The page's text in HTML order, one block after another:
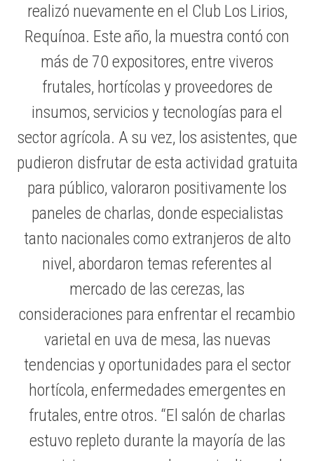
realizó nuevamente en el Club Los Lirios,
Requínoa. Este año, la muestra contó con
más de 70 expositores, entre viveros
frutales, hortícolas y proveedores de
insumos, servicios y tecnologías para el
sector agrícola. A su vez, los asistentes, que
pudieron disfrutar de esta actividad gratuita
para público, valoraron positivamente los
paneles de charlas, donde especialistas
tanto nacionales como extranjeros de alto
nivel, abordaron temas referentes al
mercado de las cerezas, las
consideraciones para enfrentar el recambio
varietal en uva de mesa, las nuevas
tendencias y oportunidades para el sector
hortícola, enfermedades emergentes en
frutales, entre otros. “El salón de charlas
estuvo repleto durante la mayoría de las